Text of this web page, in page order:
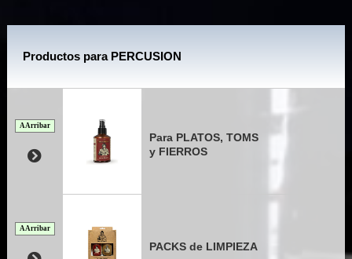
Productos para PERCUSION
A Arribar
Para PLATOS, TOMS
y FIERROS
A Arribar
PACKS de LIMPIEZA